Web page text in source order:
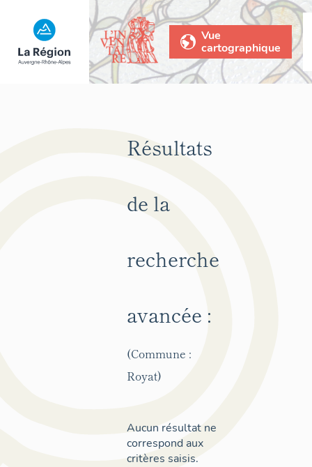
Vue
cartographique
Résultats
de la
recherche
avancée :
(Commune :
Royat)
Aucun résultat ne
correspond aux
critères saisis.